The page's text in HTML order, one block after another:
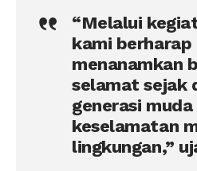
“Melalui
kami
menanamkan
selamat sejak
generasi
keselamatan
lingkungan,”